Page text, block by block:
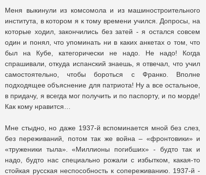
Меня выкинули из комсомола и из машиностроительного
института, в котором я к тому времени учился. Допросы, на
которые ходил, закончились без затей - я остался совсем
один и понял, что упоминать ни в каких анкетах о том, что
был на Кубе, категорически не надо. Не надо! Когда
спрашивали, откуда испанский знаешь, я отвечал, что учил
самостоятельно, чтобы бороться с Франко. Вполне
подходящее объяснение для патриота! Ну а все остальное,
в придачу, я всегда мог получить и по паспорту, и по морде!
Как кому нравится…
Мне стыдно, но даже 1937-й вспоминается мной без слез,
без переживаний, потом так же война – «фронтовики» и
«труженики тыла». «Миллионы погибших» - будто так и
надо, будто нас специально рожали с избытком, какая-то
стойкая русская неспособность к сопереживанию. 1937-й -